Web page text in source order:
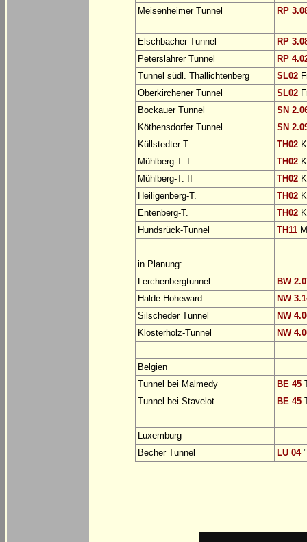
Meisenheimer Tunnel RP
Elschbacher Tunnel
RP
Peterslahrer Tunnel
RP
Tunnel südl. Thallichtenberg
SL02
Oberkirchener Tunnel
SL02
Bockauer Tunnel
SN
Köthensdorfer Tunnel
SN
Küllstedter T.
TH02
Mühlberg-T. I
TH02
Mühlberg-T. II
TH02
Heiligenberg-T.
TH02
Entenberg-T.
TH02
Hundsrück-Tunnel
TH11
in Planung:
Lerchenbergtunnel
BW
Halde Hoheward
NW
Silscheder Tunnel
NW
Klosterholz-Tunnel
NW
Belgien
Tunnel bei Malmedy
BE 45
Tunnel bei Stavelot
BE 45
Luxemburg
Becher Tunnel
LU 04